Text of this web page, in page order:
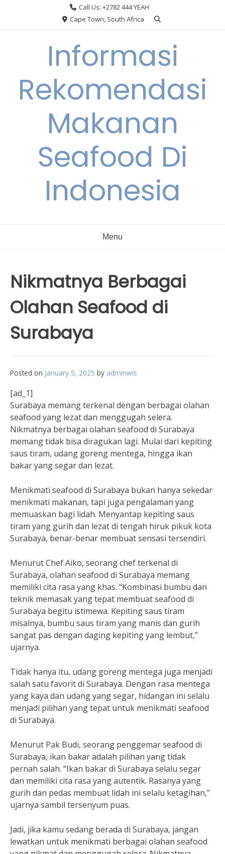
Call Us: +2782 444 YEAH
Cape Town, South Africa
Informasi
Rekomendasi
Makanan
Seafood Di
Indonesia
Menu
Nikmatnya Berbagai
Olahan Seafood di
Surabaya
Posted on January 5, 2025 by adminwis
[ad_1]
Surabaya memang terkenal dengan berbagai olahan
seafood yang lezat dan menggugah selera.
Nikmatnya berbagai olahan seafood di Surabaya
memang tidak bisa diragukan lagi. Mulai dari kepiting
saus tiram, udang goreng mentega, hingga ikan
bakar yang segar dan lezat.
Menikmati seafood di Surabaya bukan hanya sekedar
menikmati makanan, tapi juga pengalaman yang
memuaskan bagi lidah. Menyantap kepiting saus
tiram yang gurih dan lezat di tengah hiruk pikuk kota
Surabaya, benar-benar membuat sensasi tersendiri.
Menurut Chef Aiko, seorang chef terkenal di
Surabaya, olahan seafood di Surabaya memang
memiliki cita rasa yang khas. “Kombinasi bumbu dan
teknik memasak yang tepat membuat seafood di
Surabaya begitu istimewa. Kepiting saus tiram
misalnya, bumbu saus tiram yang manis dan gurih
sangat pas dengan daging kepiting yang lembut,”
ujarnya.
Tidak hanya itu, udang goreng mentega juga menjadi
salah satu favorit di Surabaya. Dengan rasa mentega
yang kaya dan udang yang segar, hidangan ini selalu
menjadi pilihan yang tepat untuk menikmati seafood
di Surabaya.
Menurut Pak Budi, seorang penggemar seafood di
Surabaya, ikan bakar adalah pilihan yang tidak
pernah salah. “Ikan bakar di Surabaya selalu segar
dan memiliki cita rasa yang autentik. Rasanya yang
gurih dan pedas membuat lidah ini selalu ketagihan,”
ujarnya sambil tersenyum puas.
Jadi, jika kamu sedang berada di Surabaya, jangan
lewatkan untuk menikmati berbagai olahan seafood